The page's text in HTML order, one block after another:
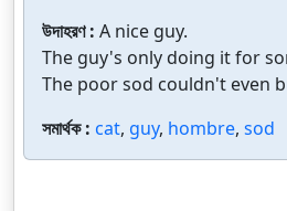
উদাহরণ : A nice guy.
The guy's only doing it for
The poor sod couldn't even
সমার্থক : cat, guy, hombre, sod